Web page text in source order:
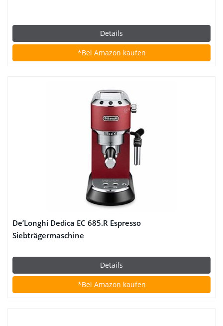
Details
*Bei Amazon kaufen
De’Longhi Dedica EC 685.R Espresso
Siebträgermaschine
Details
*Bei Amazon kaufen